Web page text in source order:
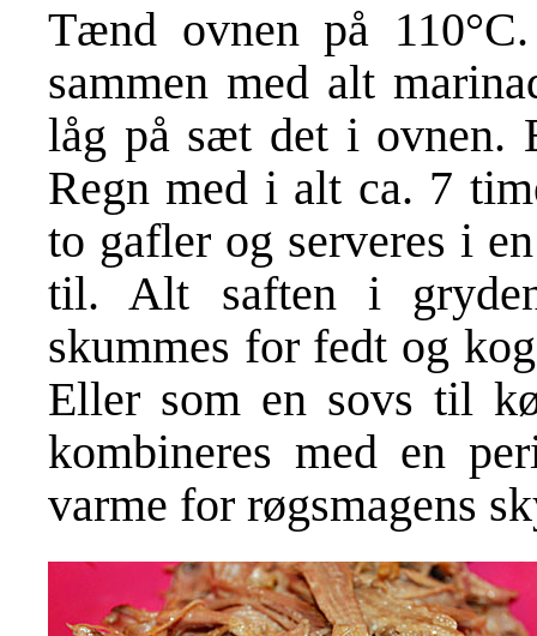
Tænd ovnen på
sammen med alt
låg på sæt det i ovnen.
Regn med i alt ca. 7
to gafler og serveres i
til. Alt saften i
skummes for fedt og
Eller som en sovs til
kombineres med en
varme for røgsmagens